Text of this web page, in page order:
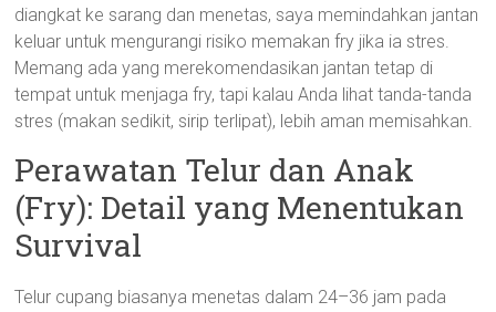
diangkat ke sarang dan menetas, saya memindahkan jantan
keluar untuk mengurangi risiko memakan fry jika ia stres.
Memang ada yang merekomendasikan jantan tetap di
tempat untuk menjaga fry, tapi kalau Anda lihat tanda-tanda
stres (makan sedikit, sirip terlipat), lebih aman memisahkan.
Perawatan Telur dan Anak
(Fry): Detail yang Menentukan
Survival
Telur cupang biasanya menetas dalam 24–36 jam pada